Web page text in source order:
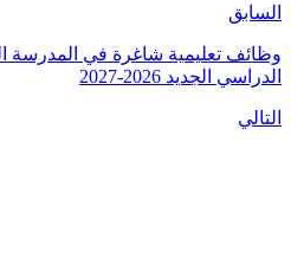
السابق
وظائف تعليمية شاغرة في المدرسة
الدراسي الجديد 2026-2027
التالي